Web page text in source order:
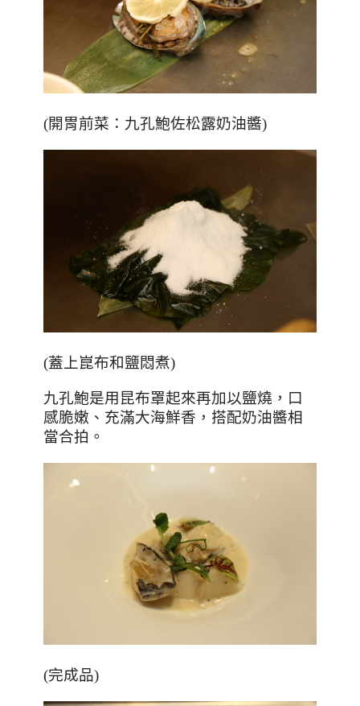
(開胃前菜：九孔鮑佐松露奶油醬)
(蓋上崑布和鹽悶煮)
九孔鮑是用昆布罩起來再加以鹽燒，口
感脆嫩、充滿大海鮮香，搭配奶油醬相
當合拍。
(完成品)